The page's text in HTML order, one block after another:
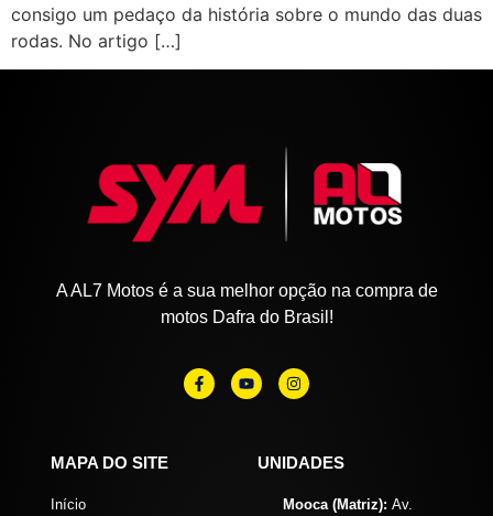
consigo um pedaço da história sobre o mundo das duas
rodas. No artigo […]
A AL7 Motos é a sua melhor opção na compra de
motos Dafra do Brasil!
MAPA DO SITE
Início
UNIDADES
Mooca (Matriz): Av.